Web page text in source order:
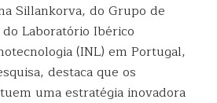
Sillankorva, do Grupo de
Laboratório Ibérico
(INL) em Portugal,
destaca que os
uma estratégia inovadora